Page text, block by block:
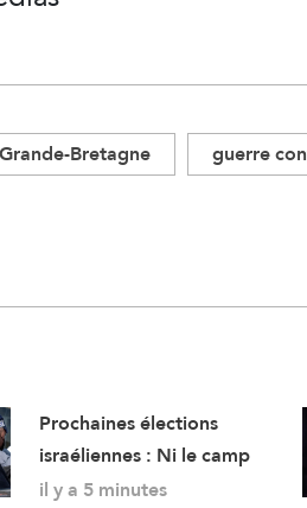
Grande-Bretagne guerre
Prochaines élections
israéliennes : Ni le camp
de Netanyahu ni
il y a 5 minutes